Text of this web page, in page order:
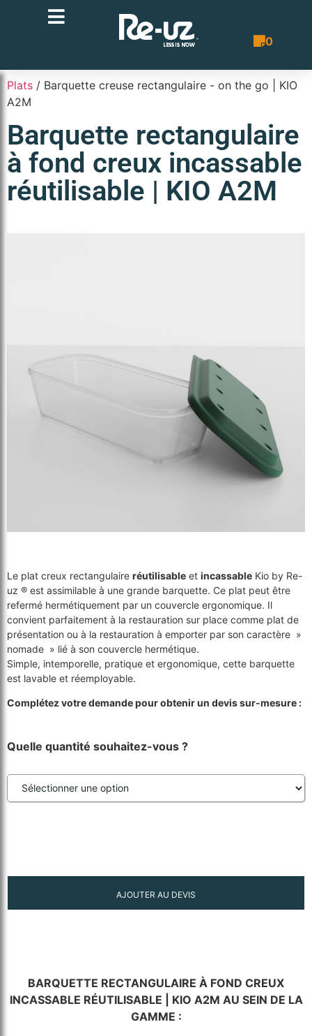
0
Bon de
Plats / Barquette creuse rectangulaire - on the go | KIO
A2M
Barquette rectangulaire
à fond creux incassable
réutilisable | KIO A2M
Le plat creux rectangulaire réutilisable et incassable Kio by Re-
uz ® est assimilable à une grande barquette. Ce plat peut être
refermé hermétiquement par un couvercle ergonomique. Il
convient parfaitement à la restauration sur place comme plat de
présentation ou à la restauration à emporter par son caractère »
nomade » lié à son couvercle hermétique.
Simple, intemporelle, pratique et ergonomique, cette barquette
est lavable et réemployable.
Complétez votre demande pour obtenir un devis sur-mesure :
Quelle quantité souhaitez-vous ?
AJOUTER AU DEVIS
BARQUETTE RECTANGULAIRE À FOND CREUX
INCASSABLE RÉUTILISABLE | KIO A2M AU SEIN DE LA
GAMME :